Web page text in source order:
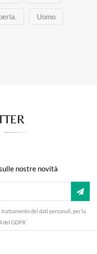
Uomo
nostre novità
trattamento dei dati personali, per la
del GDPR*